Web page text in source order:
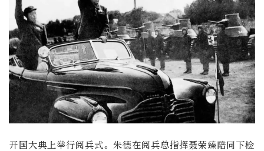
开国大典上举行阅兵式。朱德在阅兵总指挥聂荣臻陪同下检